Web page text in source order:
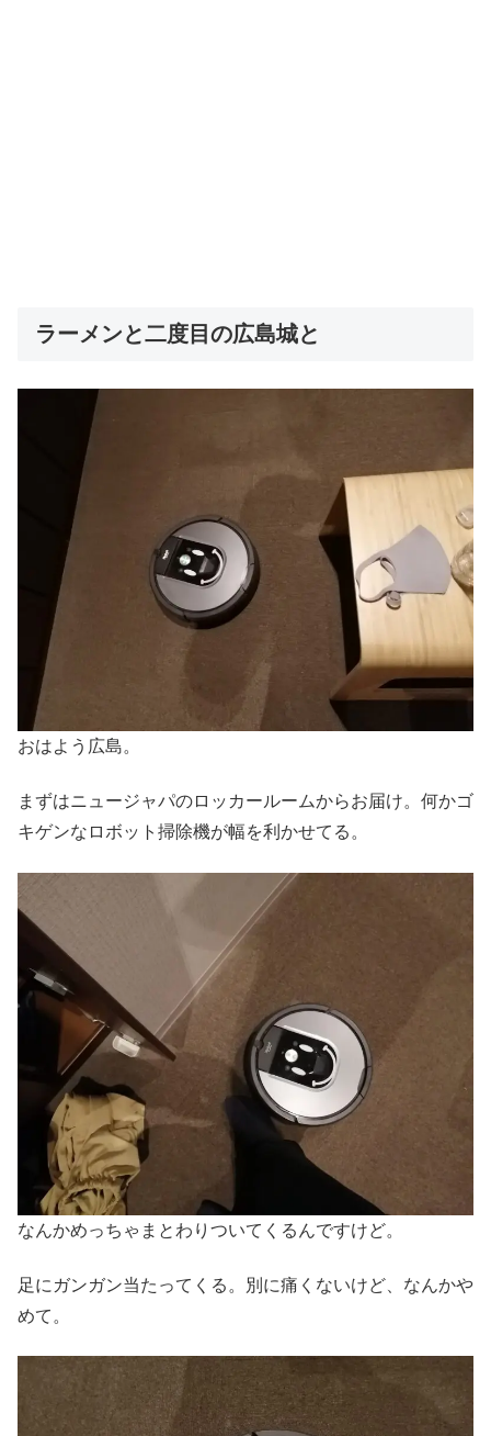
ラーメンと二度目の広島城と
おはよう広島。
まずはニュージャパのロッカールームからお届け。何かゴ
キゲンなロボット掃除機が幅を利かせてる。
なんかめっちゃまとわりついてくるんですけど。
足にガンガン当たってくる。別に痛くないけど、なんかや
めて。